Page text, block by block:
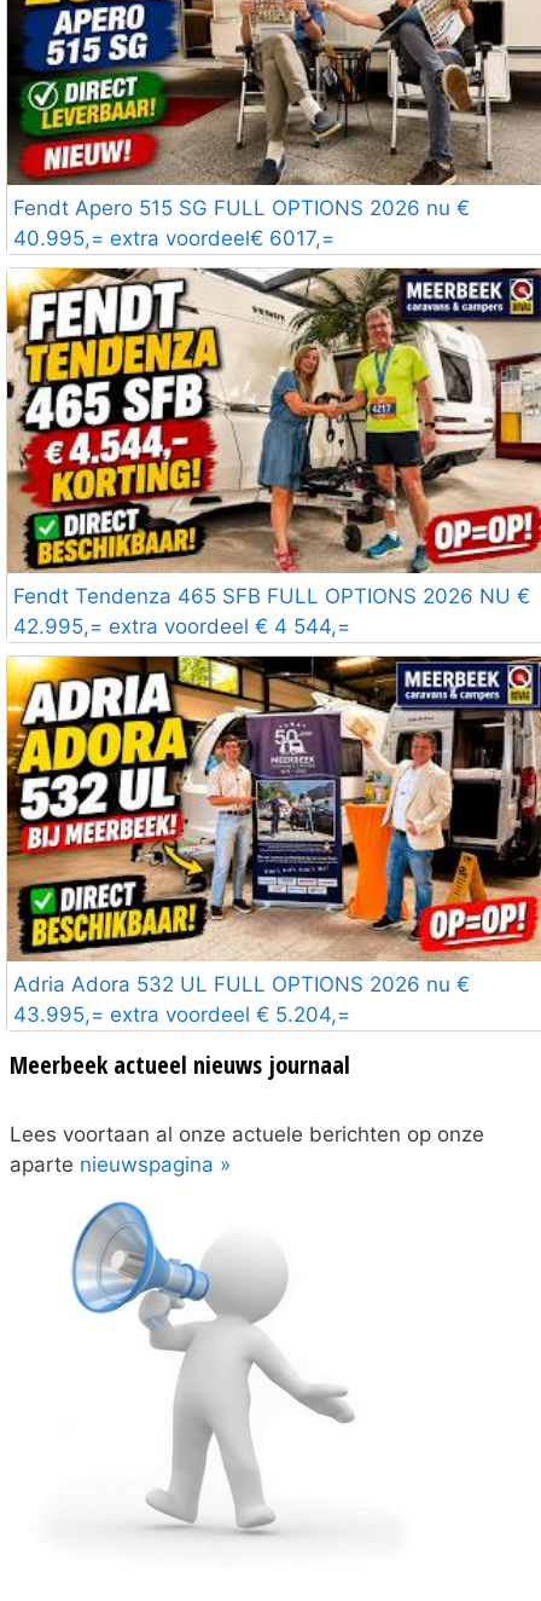
Fendt Apero 515 SG FULL OPTIONS 2026 nu €
40.995,= extra voordeel€ 6017,=
Fendt Tendenza 465 SFB FULL OPTIONS 2026 NU €
42.995,= extra voordeel € 4 544,=
Adria Adora 532 UL FULL OPTIONS 2026 nu €
43.995,= extra voordeel € 5.204,=
Meerbeek actueel nieuws journaal
Lees voortaan al onze actuele berichten op onze
aparte nieuwspagina »